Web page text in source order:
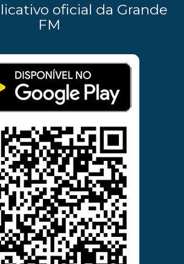
oficial da Grande
FM